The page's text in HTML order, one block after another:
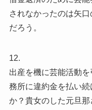
されなかったのは矢
だろう。
12.
出産を機に芸能活動
務所に違約金を払い
か？貴女のした元旦